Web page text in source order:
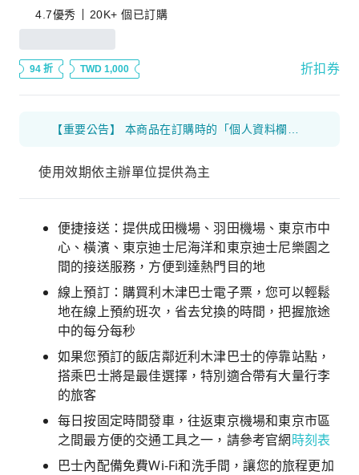
4.7優秀 20K+ 個已訂購
94 折 TWD 1,000 折扣券
使用效期依主辦單位提供為主
便捷接送：提供成田機場、羽田機場、東京市中
心、橫濱、東京迪士尼海洋和東京迪士尼樂園之
間的接送服務，方便到達熱門目的地
線上預訂：購買利木津巴士電子票，您可以輕鬆
地在線上預約班次，省去兌換的時間，把握旅途
中的每分每秒
如果您預訂的飯店鄰近利木津巴士的停靠站點，
搭乘巴士將是最佳選擇，特別適合帶有大量行李
的旅客
每日按固定時間發車，往返東京機場和東京市區
之間最方便的交通工具之一，請參考官網時刻表
巴士內配備免費Wi-Fi和洗手間，讓您的旅程更加